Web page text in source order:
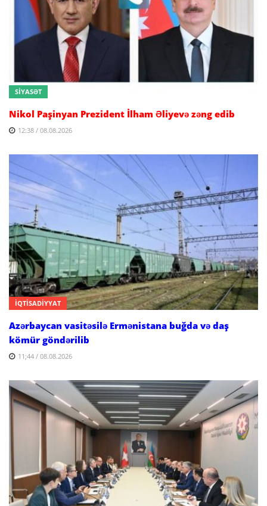
SİYASƏT
Nikol Paşinyan Prezident İlham Əliyevə zəng edib
12:38 / 08.08.2026
İQTİSADİYYAT
Azərbaycan vasitəsilə Ermənistana buğda və daş
kömür göndərilib
11;44 / 08.08.2026